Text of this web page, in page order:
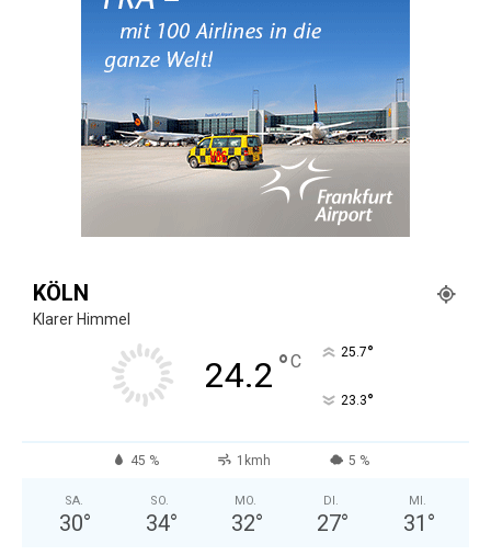
KÖLN
Klarer Himmel
24.2 °C 25.7°
23.3°
45 % 1kmh 5 %
SA.
30°
SO.
34°
MO.
32°
DI.
27°
MI.
31 °